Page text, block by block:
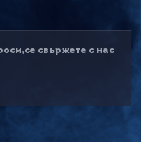
свържете с нас